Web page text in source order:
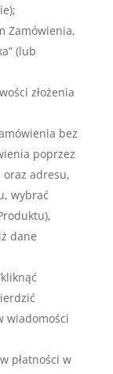
Zamówienia,
(lub
złożenia
bez
poprzez
adresu,
wybrać
dane
wiadomości
płatności w